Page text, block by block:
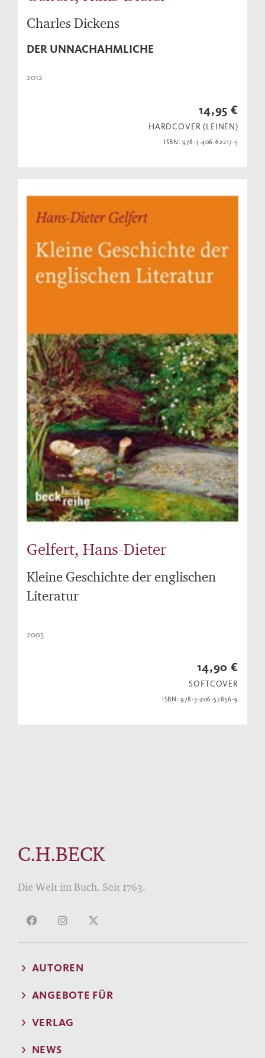
Charles Dickens
DER UNNACHAHMLICHE
2012
14,95 €
HARDCOVER (LEINEN)
ISBN: 978-3-406-62217-5
Gelfert, Hans-Dieter
Kleine Geschichte der englischen
Literatur
2005
14,90 €
SOFTCOVER
ISBN: 978-3-406-52856-9
C.H.BECK
Die Welt im Buch. Seit 1763.
AUTOREN
ANGEBOTE FÜR
VERLAG
NEWS